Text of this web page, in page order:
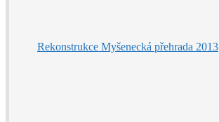
Rekonstrukce Myšenecká přehrada 2013